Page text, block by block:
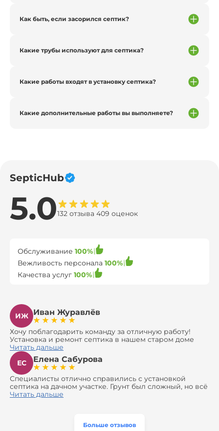
Как быть, если засорился септик?
Какие трубы используют для септика?
Какие работы входят в установку септика?
Какие дополнительные работы вы выполняете?
SepticHub
5.0132 отзыва 409 оценок
Обслуживание 100%
Вежливость персонала 100%
Качества услуг 100%
ИЖ Иван Журавлёв
Хочу поблагодарить команду за отличную работу!
Установка и ремонт септика в нашем старом доме
оказались сложной задачей, но ребята справились на
все 100%. Всё сделали аккуратно и профессионально.
Давали полезные рекомендации, не пытались
навязать ничего лишнего, помогли с выбором и
доставкой материалов, что позволило нам
сэкономить. Выполнили монтаж и демонтаж
оборудования, заменили трубы, обновили
эту компанию всем, кто ищет надёжных
Читать дальше
ЕС
Елена Сабурова
Специалисты отлично справились с установкой
септика на дачном участке. Грунт был сложный, но всё
сделали быстро и аккуратно. Помогли выбрать
Читать дальше
Больше отзывов